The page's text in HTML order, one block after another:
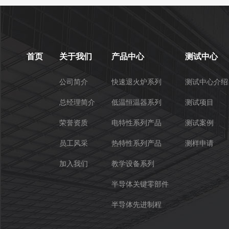
首页 关于我们
公司简介
总经理简介
荣誉资质
员工风采
加入我们
产品中心
快速退火炉系列
低温恒温器系列
电特性系列产品
热特性系列产品
教学设备系列
半导体关键零部件
半导体先进制程
测试中心
测试中心介绍
测试项目
测试案例
测样申请